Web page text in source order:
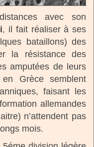
avec son
, il fait réaliser à ses
bataillons) des
la résistance des
amputées de leurs
Grèce semblent
faisant les
allemandes
n’attendent pas
mois.